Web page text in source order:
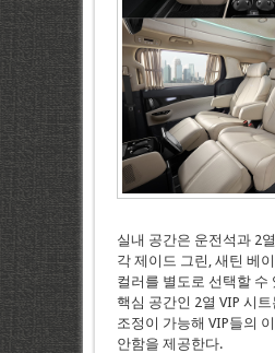
실내 공간은 운전석과 2
각 제이드 그린, 새틴 베
컬러를 별도로 선택할 수
핵심 공간인 2열 VIP 시
조정이 가능해 VIP들의
안함을 제공한다.